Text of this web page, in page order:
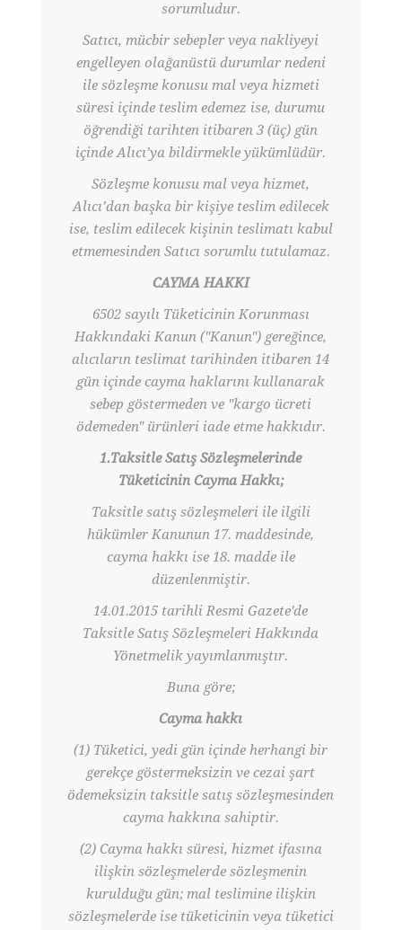
sorumludur.
Satıcı, mücbir sebepler veya nakliyeyi
engelleyen olağanüstü durumlar nedeni
ile sözleşme konusu mal veya hizmeti
süresi içinde teslim edemez ise, durumu
öğrendiği tarihten itibaren 3 (üç) gün
içinde Alıcı’ya bildirmekle yükümlüdür.
Sözleşme konusu mal veya hizmet,
Alıcı’dan başka bir kişiye teslim edilecek
ise, teslim edilecek kişinin teslimatı kabul
etmemesinden Satıcı sorumlu tutulamaz.
CAYMA HAKKI
6502 sayılı Tüketicinin Korunması
Hakkındaki Kanun ("Kanun") gereğince,
alıcıların teslimat tarihinden itibaren 14
gün içinde cayma haklarını kullanarak
sebep göstermeden ve "kargo ücreti
ödemeden" ürünleri iade etme hakkıdır.
1.Taksitle Satış Sözleşmelerinde
Tüketicinin Cayma Hakkı;
Taksitle satış sözleşmeleri ile ilgili
hükümler Kanunun 17. maddesinde,
cayma hakkı ise 18. madde ile
düzenlenmiştir.
14.01.2015 tarihli Resmi Gazete'de
Taksitle Satış Sözleşmeleri Hakkında
Yönetmelik yayımlanmıştır.
Buna göre;
Cayma hakkı
(1) Tüketici, yedi gün içinde herhangi bir
gerekçe göstermeksizin ve cezai şart
ödemeksizin taksitle satış sözleşmesinden
cayma hakkına sahiptir.
(2) Cayma hakkı süresi, hizmet ifasına
ilişkin sözleşmelerde sözleşmenin
kurulduğu gün; mal teslimine ilişkin
sözleşmelerde ise tüketicinin veya tüketici